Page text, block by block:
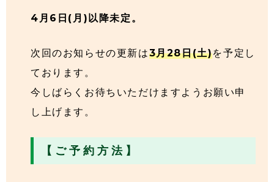
4月6日(月)以降未定。
次回のお知らせの更新は3月28日(土)を予定し
ております。
今しばらくお待ちいただけますようお願い申
し上げます。
【 ご 予 約 方 法 】